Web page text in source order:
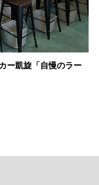
ー凱旋「自慢のラー